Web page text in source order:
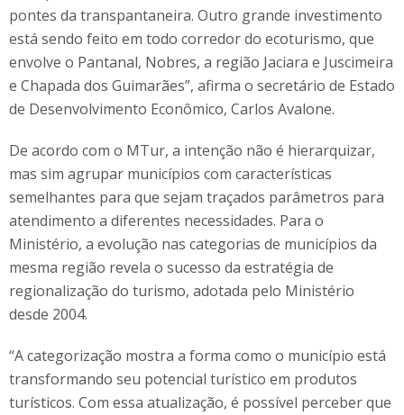
pontes da transpantaneira. Outro grande investimento
está sendo feito em todo corredor do ecoturismo, que
envolve o Pantanal, Nobres, a região Jaciara e Juscimeira
e Chapada dos Guimarães”, afirma o secretário de Estado
de Desenvolvimento Econômico, Carlos Avalone.
De acordo com o MTur, a intenção não é hierarquizar,
mas sim agrupar municípios com características
semelhantes para que sejam traçados parâmetros para
atendimento a diferentes necessidades. Para o
Ministério, a evolução nas categorias de municípios da
mesma região revela o sucesso da estratégia de
regionalização do turismo, adotada pelo Ministério
desde 2004.
“A categorização mostra a forma como o município está
transformando seu potencial turístico em produtos
turísticos. Com essa atualização, é possível perceber que